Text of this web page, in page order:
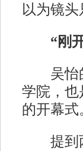
以为镜
“刚
吴怡的
学院，也
的开幕式
提到两